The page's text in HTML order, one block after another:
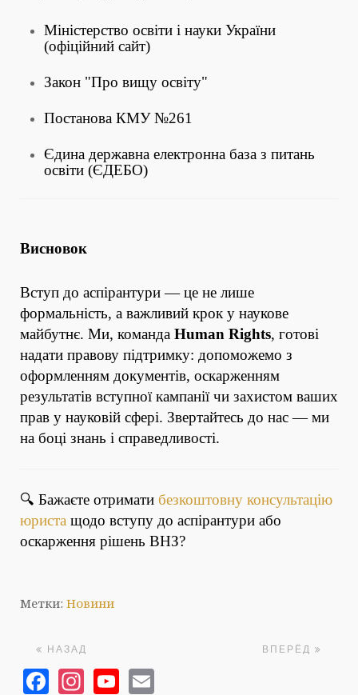
Міністерство освіти і науки України
(офіційний сайт)
Закон "Про вищу освіту"
Постанова КМУ №261
Єдина державна електронна база з питань
освіти (ЄДЕБО)
Висновок
Вступ до аспірантури — це не лише
формальність, а важливий крок у наукове
майбутнє. Ми, команда Human Rights, готові
надати правову підтримку: допоможемо з
оформленням документів, оскарженням
результатів вступної кампанії чи захистом ваших
прав у науковій сфері. Звертайтесь до нас — ми
на боці знань і справедливості.
🔍 Бажаєте отримати безкоштовну консультацію
юриста щодо вступу до аспірантури або
оскарження рішень ВНЗ?
Метки: Новини
НАЗАД ВПЕРЁД
Facebook
Instagram
YouTube